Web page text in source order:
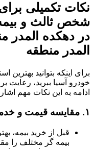
نکات تکمیلی
شخص ثالث و بیمه
در دهکده المدر
المدر منطقه
برای اینکه بتوانید بهترین
خودرو آسیا ببرید، رعایت
ادامه به این نکات مهم
۱. مقایسه قیمت و
قبل از خرید
بیمه گر مختلف را